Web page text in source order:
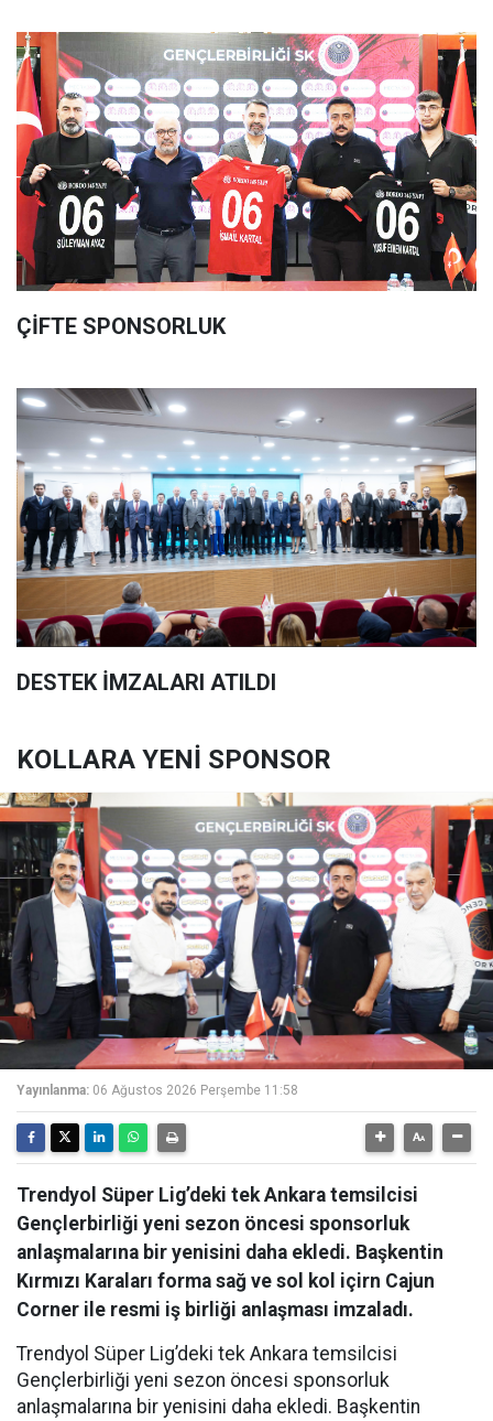
ÇİFTE SPONSORLUK
DESTEK İMZALARI ATILDI
KOLLARA YENİ SPONSOR
Yayınlanma: 06 Ağustos 2026 Perşembe 11:58
Trendyol Süper Lig’deki tek Ankara temsilcisi
Gençlerbirliği yeni sezon öncesi sponsorluk
anlaşmalarına bir yenisini daha ekledi. Başkentin
Kırmızı Karaları forma sağ ve sol kol içirn Cajun
Corner ile resmi iş birliği anlaşması imzaladı.
Trendyol Süper Lig’deki tek Ankara temsilcisi
Gençlerbirliği yeni sezon öncesi sponsorluk
anlaşmalarına bir yenisini daha ekledi. Başkentin